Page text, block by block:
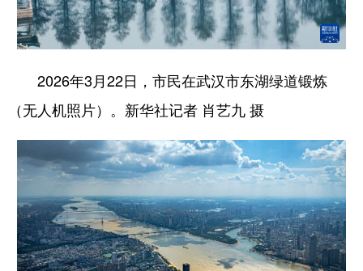
2026年3月22日，市民在武汉市东湖绿道锻炼
（无人机照片）。新华社记者 肖艺九 摄